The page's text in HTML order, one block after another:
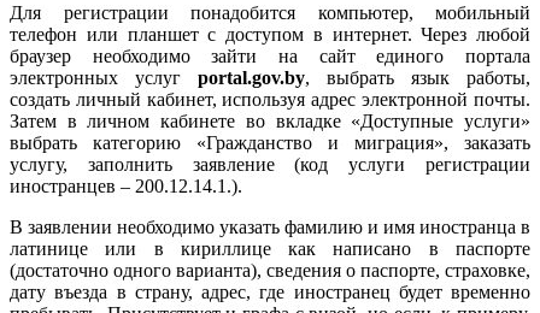
Для регистрации понадобится компьютер, мобильный
телефон или планшет с доступом в интернет. Через любой
браузер необходимо зайти на сайт единого портала
электронных услуг portal.gov.by, выбрать язык работы,
создать личный кабинет, используя адрес электронной почты.
Затем в личном кабинете во вкладке «Доступные услуги»
выбрать категорию «Гражданство и миграция», заказать
услугу, заполнить заявление (код услуги регистрации
иностранцев – 200.12.14.1.).
В заявлении необходимо указать фамилию и имя иностранца в
латинице или в кириллице как написано в паспорте
(достаточно одного варианта), сведения о паспорте, страховке,
дату въезда в страну, адрес, где иностранец будет временно